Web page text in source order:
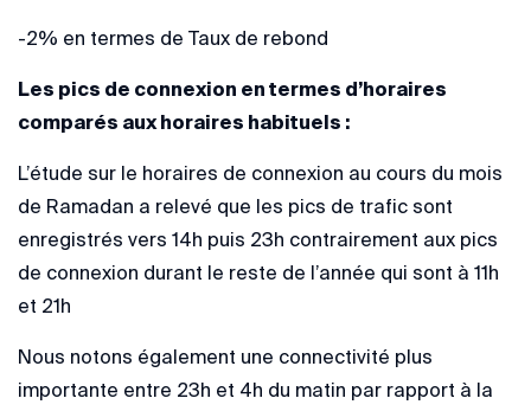
-2% en termes de Taux de rebond
Les pics de connexion en termes d’horaires
comparés aux horaires habituels :
L’étude sur le horaires de connexion au cours du mois
de Ramadan a relevé que les pics de trafic sont
enregistrés vers 14h puis 23h contrairement aux pics
de connexion durant le reste de l’année qui sont à 11h
et 21h
Nous notons également une connectivité plus
importante entre 23h et 4h du matin par rapport à la